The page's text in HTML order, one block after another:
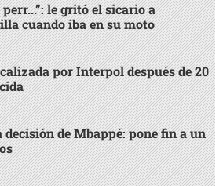
perr...”: le gritó el sicario a
cuando iba en su moto
por Interpol después de 20
decisión de Mbappé: pone fin a un